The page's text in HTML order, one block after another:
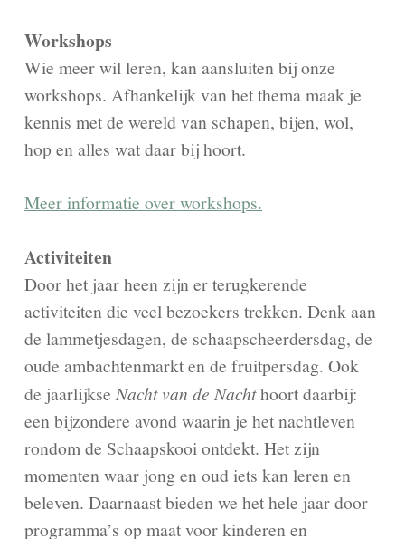
Workshops
Wie meer wil leren, kan aansluiten bij onze
workshops. Afhankelijk van het thema maak je
kennis met de wereld van schapen, bijen, wol,
hop en alles wat daar bij hoort.
Meer informatie over workshops.
Activiteiten
Door het jaar heen zijn er terugkerende
activiteiten die veel bezoekers trekken. Denk aan
de lammetjesdagen, de schaapscheerdersdag, de
oude ambachtenmarkt en de fruitpersdag. Ook
de jaarlijkseNacht van de Nachthoort daarbij:
een bijzondere avond waarin je het nachtleven
rondom de Schaapskooi ontdekt. Het zijn
momenten waar jong en oud iets kan leren en
beleven. Daarnaast bieden we het hele jaar door
programma’s op maat voor kinderen en